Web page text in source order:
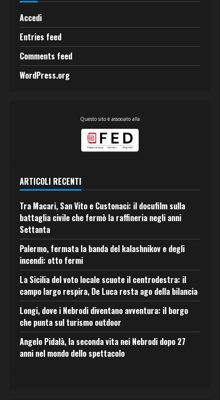
Accedi
Entries feed
Comments feed
WordPress.org
Questo sito è associato alla
ARTICOLI RECENTI
Tra Macari, San Vito e Custonaci: il docufilm sulla
battaglia civile che fermò la raffineria negli anni
Settanta
Palermo, fermata la banda del kalashnikov e degli
incendi: otto fermi
La Sicilia del voto locale scuote il centrodestra: il
campo largo respira, De Luca resta ago della bilancia
Longi, dove i Nebrodi diventano avventura: il borgo
che punta sul turismo outdoor
Angelo Pidalà, la seconda vita nei Nebrodi dopo 27
anni nel mondo dello spettacolo